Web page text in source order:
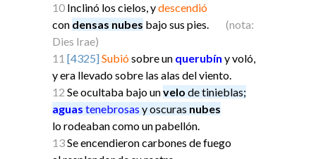
10 Inclinó los cielos, ydescendió
con densas nubes bajo sus pies. (nota:
Dies Irae)
11 [4325]Subiósobre un querubín y voló,
y era llevado sobre las alas del viento.
12 Se ocultaba bajo unvelo de tinieblas;
aguas tenebrosas y oscuras nubes
lo rodeaban como un pabellón.
13Se encendieron carbones de fuego